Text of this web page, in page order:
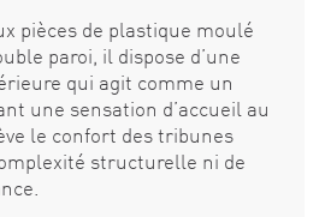
pièces de plastique moulé
paroi, il dispose d’une
qui agit comme un
une sensation d’accueil au
le confort des tribunes
structurelle ni de